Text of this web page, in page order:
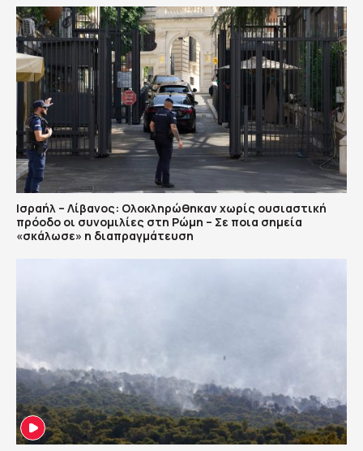
Ισραήλ – Λίβανος: Ολοκληρώθηκαν χωρίς ουσιαστική
πρόοδο οι συνομιλίες στη Ρώμη – Σε ποια σημεία
«σκάλωσε» η διαπραγμάτευση